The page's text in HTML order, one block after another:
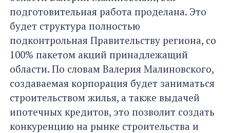
подготовительная работа проделана. Это
будет структура полностью
подконтрольная Правительству региона, со
100% пакетом акций принадлежащий
области. По словам Валерия Малиновского,
создаваемая корпорация будет заниматься
строительством жилья, а также выдачей
ипотечных кредитов, это позволит создать
конкуренцию на рынке строительства и